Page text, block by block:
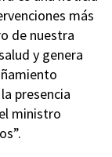
más
de nuestra
y genera
presencia
ministro